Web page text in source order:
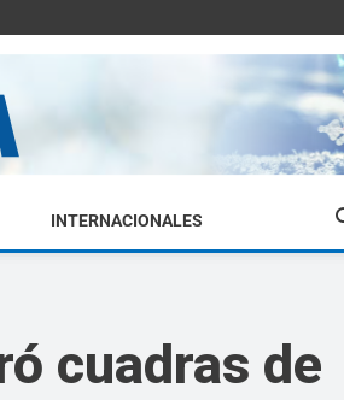
INTERNACIONALES
cuadras de